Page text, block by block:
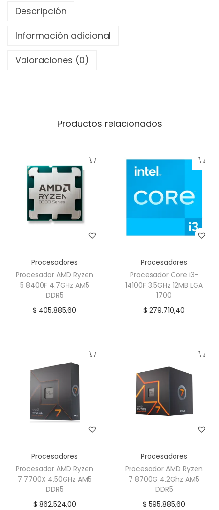
C
r
2
5
0
K
P
S
4
6
a
n
d
a
Descripción
Información adicional
Valoraciones (0)
Productos relacionados
Procesadores
Procesador AMD Ryzen
5 8400F 4.7GHz AM5
DDR5
$ 405.885,60
Procesadores
Procesador Core i3-
14100F 3.5GHz 12MB LGA
1700
$ 279.710,40
Procesadores
Procesador AMD Ryzen
7 7700X 4.50GHz AM5
DDR5
$ 862.524,00
Procesadores
Procesador AMD Ryzen
7 8700G 4.2Ghz AM5
DDR5
$ 595.885,60